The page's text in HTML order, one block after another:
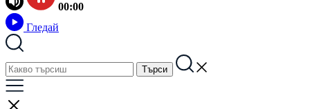
00:00
Гледай